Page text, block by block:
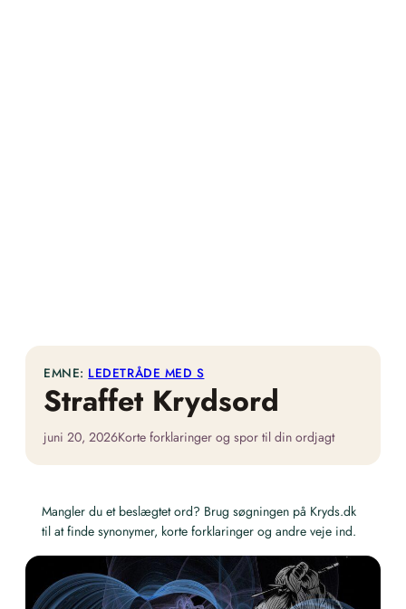
EMNE: LEDETRÅDE MED S
Straffet Krydsord
juni 20, 2026Korte forklaringer og spor til din ordjagt
Mangler du et beslægtet ord? Brug søgningen på Kryds.dk
til at finde synonymer, korte forklaringer og andre veje ind.